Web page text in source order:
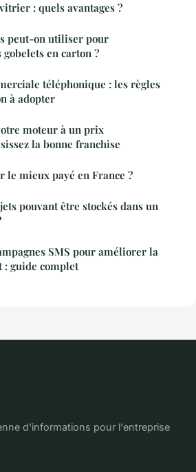
: quels avantages ?
peut-on utiliser pour
en carton ?
téléphonique : les règles
à adopter
moteur à un prix
la bonne franchise
le mieux payé en France ?
pouvant être stockés dans un
SMS pour améliorer la
: guide complet
d'informations pour l'entreprise